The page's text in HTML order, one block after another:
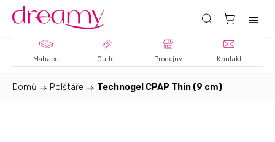
Matrace Outlet Prodejny Kontakt
Domů / Polštáře / Technogel CPAP Thin (9 cm)